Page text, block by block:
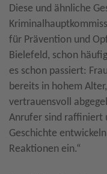
Diese und ähnliche
für Prävention und
Bielefeld, schon
es schon passiert:
bereits in hohem
vertrauensvoll
Anrufer sind raffiniert
Geschichte
Reaktionen ein.“